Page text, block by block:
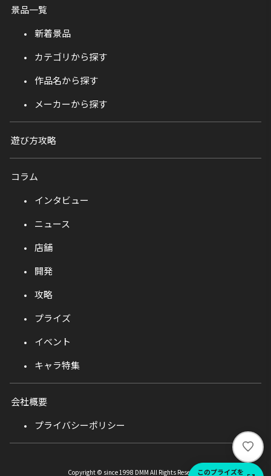
い
い
このプライズを
景品一覧
新着景品
カテゴリから探す
作品名から探す
メーカーから探す
遊び方攻略
コラム
インタビュー
ニュース
店舗
開発
攻略
プライズ
イベント
キャラ特集
会社概要
プライバシーポリシー
Copyright © since 1998 DMM All Rights Reserved.